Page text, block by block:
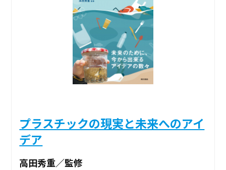
プラスチックの現実と未来へのアイ
デア
高田秀重／監修